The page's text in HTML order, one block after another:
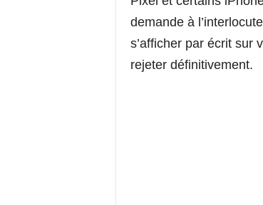
demande à
s’afficher par écrit sur
rejeter définitivement.